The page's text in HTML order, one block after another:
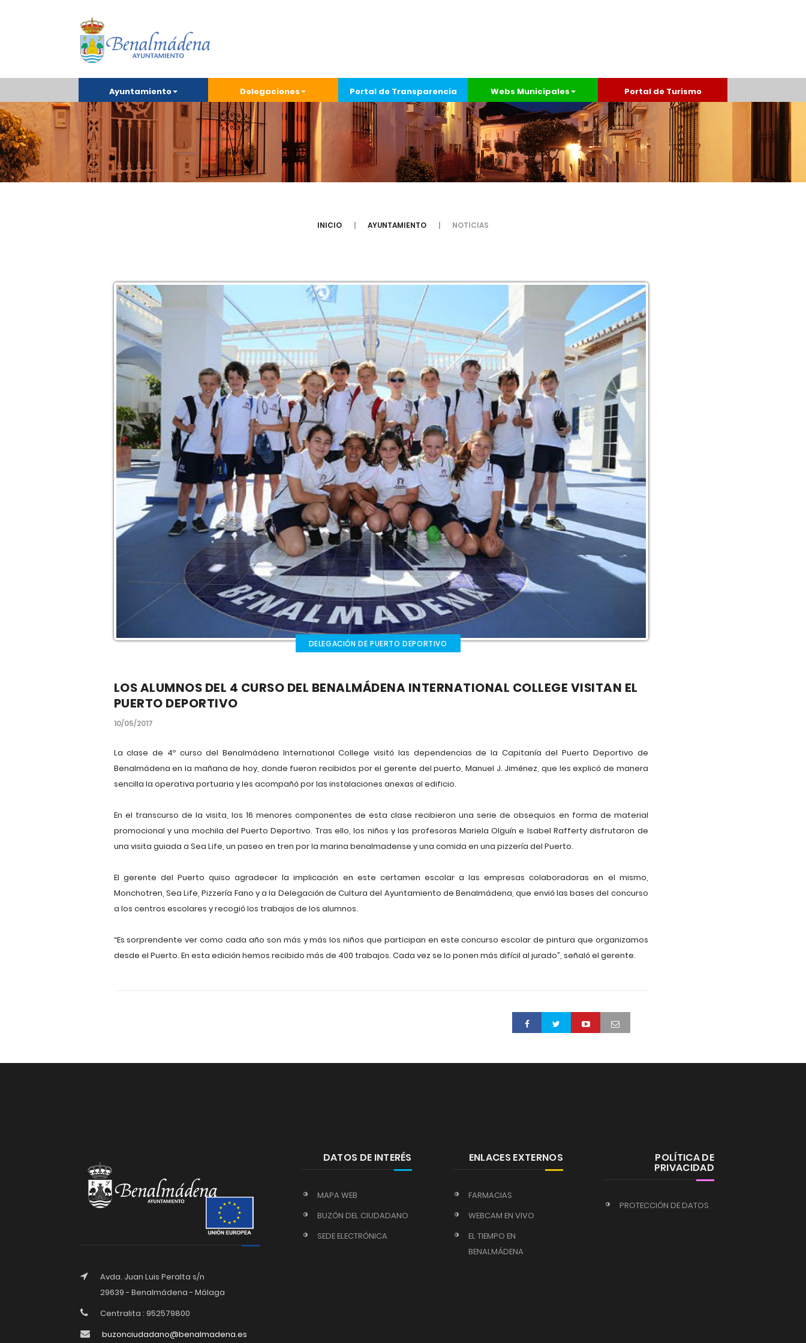
Ayuntamiento Delegaciones Portal de Transparencia Webs Municipales Portal de Turismo
INICIO AYUNTAMIENTO NOTICIAS
DELEGACIÓN DE PUERTO DEPORTIVO
LOS ALUMNOS DEL 4 CURSO DEL BENALMÁDENA INTERNATIONAL COLLEGE VISITAN EL
PUERTO DEPORTIVO
10/05/2017
La clase de 4º curso del Benalmádena International College visitó las dependencias de la Capitanía del Puerto Deportivo de
Benalmádena en la mañana de hoy, donde fueron recibidos por el gerente del puerto, Manuel J. Jiménez, que les explicó de manera
sencilla la operativa portuaria y les acompañó por las instalaciones anexas al edificio.
En el transcurso de la visita, los 16 menores componentes de esta clase recibieron una serie de obsequios en forma de material
promocional y una mochila del Puerto Deportivo. Tras ello, los niños y las profesoras Mariela Olguín e Isabel Rafferty disfrutaron de
una visita guiada a Sea Life, un paseo en tren por la marina benalmadense y una comida en una pizzería del Puerto.
El gerente del Puerto quiso agradecer la implicación en este certamen escolar a las empresas colaboradoras en el mismo,
Monchotren, Sea Life, Pizzería Fano y a la Delegación de Cultura del Ayuntamiento de Benalmádena, que envió las bases del concurso
a los centros escolares y recogió los trabajos de los alumnos.
“Es sorprendente ver como cada año son más y más los niños que participan en este concurso escolar de pintura que organizamos
desde el Puerto. En esta edición hemos recibido más de 400 trabajos. Cada vez se lo ponen más difícil al jurado”, señaló el gerente.
Avda. Juan Luis Peralta s/n
29639 - Benalmádena - Málaga
Centralita : 952579800
buzonciudadano@benalmadena.es
DATOS DE INTERÉS
MAPA WEB
BUZÓN DEL CIUDADANO
SEDE ELECTRÓNICA
ENLACES EXTERNOS
FARMACIAS
WEBCAM EN VIVO
EL TIEMPO EN
BENALMÁDENA
POLÍTICA DE
PRIVACIDAD
PROTECCIÓN DE DATOS